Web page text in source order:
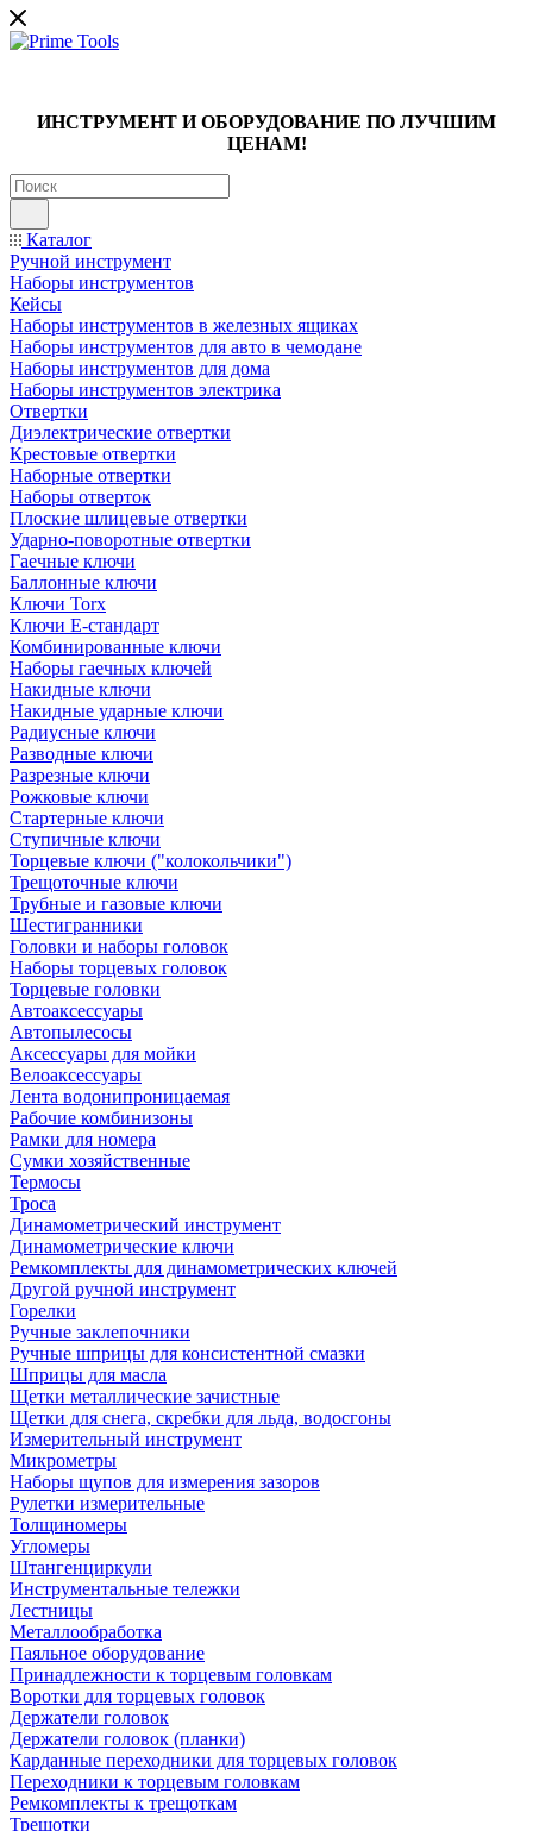
ИНСТРУМЕНТ И ОБОРУДОВАНИЕ ПО ЛУЧШИМ
ЦЕНАМ!
Каталог
Ручной инструмент
Наборы инструментов
Кейсы
Наборы инструментов в железных ящиках
Наборы инструментов для авто в чемодане
Наборы инструментов для дома
Наборы инструментов электрика
Отвертки
Диэлектрические отвертки
Крестовые отвертки
Наборные отвертки
Наборы отверток
Плоские шлицевые отвертки
Ударно-поворотные отвертки
Гаечные ключи
Баллонные ключи
Ключи Torx
Ключи Е-стандарт
Комбинированные ключи
Наборы гаечных ключей
Накидные ключи
Накидные ударные ключи
Радиусные ключи
Разводные ключи
Разрезные ключи
Рожковые ключи
Стартерные ключи
Ступичные ключи
Торцевые ключи ("колокольчики")
Трещоточные ключи
Трубные и газовые ключи
Шестигранники
Головки и наборы головок
Наборы торцевых головок
Торцевые головки
Автоаксессуары
Автопылесосы
Аксессуары для мойки
Велоаксессуары
Лента водонипроницаемая
Рабочие комбинизоны
Рамки для номера
Сумки хозяйственные
Термосы
Троса
Динамометрический инструмент
Динамометрические ключи
Ремкомплекты для динамометрических ключей
Другой ручной инструмент
Горелки
Ручные заклепочники
Ручные шприцы для консистентной смазки
Шприцы для масла
Щетки металлические зачистные
Щетки для снега, скребки для льда, водосгоны
Измерительный инструмент
Микрометры
Наборы щупов для измерения зазоров
Рулетки измерительные
Толщиномеры
Угломеры
Штангенциркули
Инструментальные тележки
Лестницы
Металлообработка
Паяльное оборудование
Принадлежности к торцевым головкам
Воротки для торцевых головок
Держатели головок
Держатели головок (планки)
Карданные переходники для торцевых головок
Переходники к торцевым головкам
Ремкомплекты к трещоткам
Трещотки